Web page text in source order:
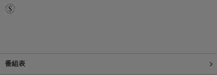
番組表